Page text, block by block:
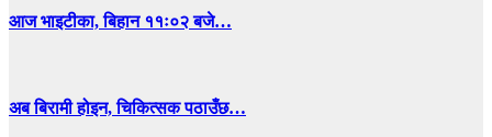
आज भाइटीका, बिहान ११ः०२ बजे…
अब बिरामी होइन, चिकित्सक पठाउँछ…